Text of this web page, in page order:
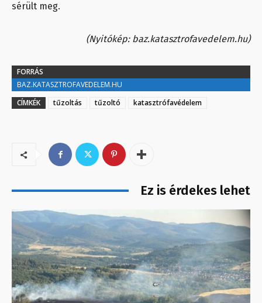
sérült meg.
(Nyitókép: baz.katasztrofavedelem.hu)
FORRÁS
BAZ.KATASZTROFAVEDELEM.HU
CÍMKÉK
tűzoltás tűzoltó katasztrófavédelem
Ez is érdekes lehet